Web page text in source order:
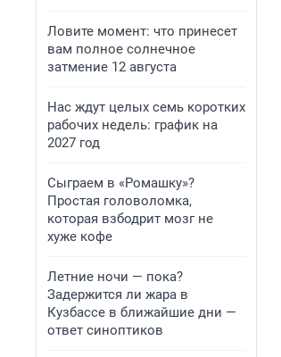
Ловите момент: что принесет
вам полное солнечное
затмение 12 августа
Нас ждут целых семь коротких
рабочих недель: график на
2027 год
Сыграем в «Ромашку»?
Простая головоломка,
которая взбодрит мозг не
хуже кофе
Летние ночи — пока?
Задержится ли жара в
Кузбассе в ближайшие дни —
ответ синоптиков